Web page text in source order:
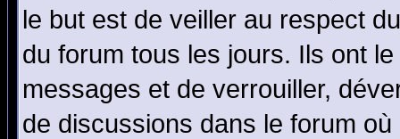
le but est de veiller au respect
du forum tous les jours. Ils ont
messages et de verrouiller,
de discussions dans le forum